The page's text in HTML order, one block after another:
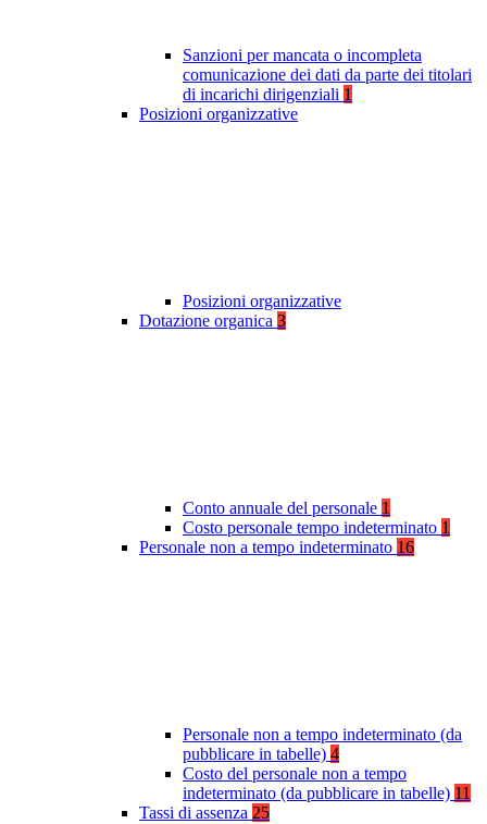
Sanzioni per mancata o incompleta
comunicazione dei dati da parte dei titolari
di incarichi dirigenziali 1
Posizioni organizzative
Posizioni organizzative
Dotazione organica 3
Conto annuale del personale 1
Costo personale tempo indeterminato 1
Personale non a tempo indeterminato 16
Personale non a tempo indeterminato (da
pubblicare in tabelle) 4
Costo del personale non a tempo
indeterminato (da pubblicare in tabelle) 11
Tassi di assenza 25